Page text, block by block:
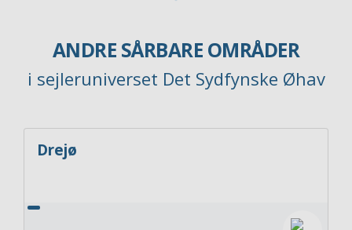
ANDRE SÅRBARE OMRÅDER
i sejleruniverset Det Sydfynske Øhav
Drejø